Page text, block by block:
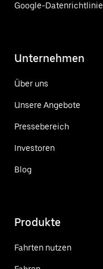
Google-Datenrichtlinie
Unternehmen
Über uns
Unsere Angebote
Pressebereich
Investoren
Blog
Produkte
Fahrten nutzen